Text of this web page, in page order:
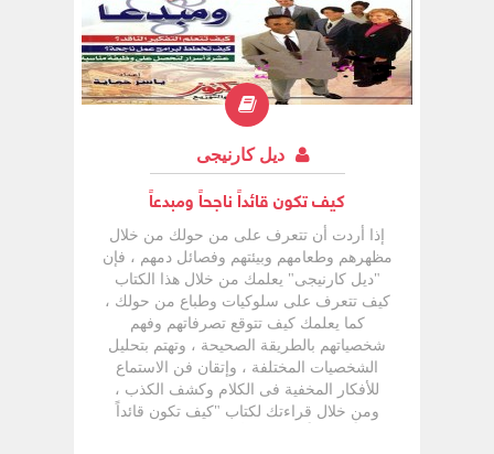
ديل كارنيجى
كيف تكون قائداً ناجحاً ومبدعاً
إذا أردت أن تتعرف على من حولك من خلال
مظهرهم وطعامهم وبيئتهم وفصائل دمهم ، فإن
"ديل كارنيجى" يعلمك من خلال هذا الكتاب
كيف تتعرف على سلوكيات وطباع من حولك ،
كما يعلمك كيف تتوقع تصرفاتهم وفهم
شخصياتهم بالطريقة الصحيحة ، وتهتم بتحليل
الشخصيات المختلفة ، وإتقان فن الاستماع
للأفكار المخفية فى الكلام وكشف الكذب ،
ومن خلال قراءتك لكتاب "كيف تكون قائداً